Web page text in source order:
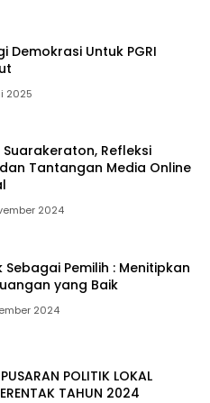
Demokrasi Untuk PGRI
2025
Suarakeraton, Refleksi
Tantangan Media Online
2024
Sebagai Pemilih : Menitipkan
yang Baik
2024
POLITIK LOKAL
TAHUN 2024